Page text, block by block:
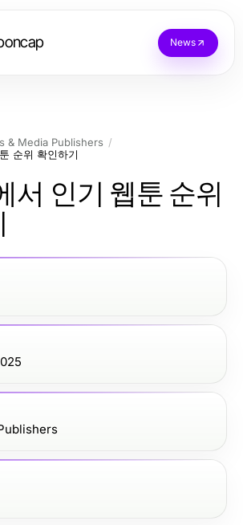
News
& Media Publishers
순위 확인하기
서 인기 웹툰 순위